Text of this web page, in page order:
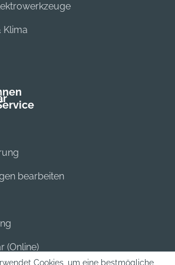
Klima
bearbeiten
(Online)
Cookies, um eine bestmögliche